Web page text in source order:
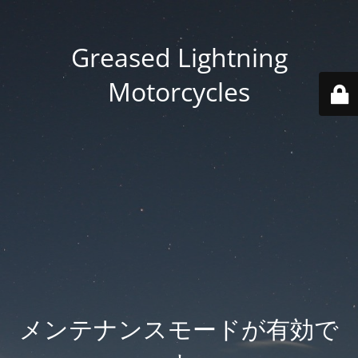
Greased Lightning
Motorcycles
メンテナンスモードが有効で